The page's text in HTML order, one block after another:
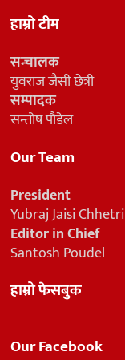
हाम्रो टीम
सन्चालक
युवराज जैसी छेत्री
सम्पादक
सन्तोष पौडेल
Our Team
President
Yubraj Jaisi Chhetri
Editor in Chief
Santosh Poudel
हाम्रो फेसबुक
Our Facebook